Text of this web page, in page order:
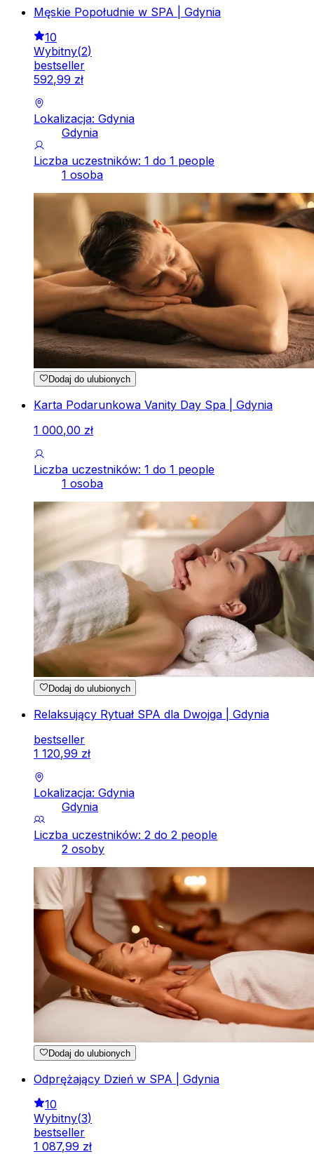
Męskie Popołudnie w SPA | Gdynia
10
Wybitny(2)
bestseller
592,99 zł
Lokalizacja: Gdynia
Gdynia
Liczba uczestników: 1 do 1 people
1 osoba
Dodaj do ulubionych
Karta Podarunkowa Vanity Day Spa | Gdynia
1 000,00 zł
Liczba uczestników: 1 do 1 people
1 osoba
Dodaj do ulubionych
Relaksujący Rytuał SPA dla Dwojga | Gdynia
bestseller
1 120,99 zł
Lokalizacja: Gdynia
Gdynia
Liczba uczestników: 2 do 2 people
2 osoby
Dodaj do ulubionych
Odprężający Dzień w SPA | Gdynia
10
Wybitny(3)
bestseller
1 087,99 zł